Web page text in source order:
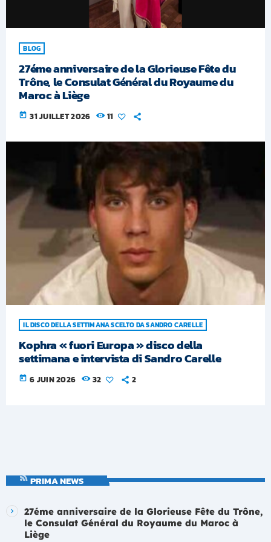
BLOG
27éme anniversaire de la Glorieuse Fête du
Trône, le Consulat Général du Royaume du
Maroc à Liège
today 31 JUILLET 2026 11
IL DISCO DELLA SETTIMANA SCELTO DA SANDRO CARELLE
Kophra « fuori Europa » disco della
settimana e intervista di Sandro Carelle
today 6 JUIN 2026 32 2
PRIMA NEWS
27éme anniversaire de la Glorieuse Fête du Trône,
le Consulat Général du Royaume du Maroc à
Liège